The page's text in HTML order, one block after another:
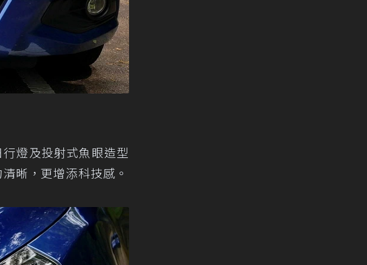
燈及投射式魚眼造型
晰，更增添科技感。